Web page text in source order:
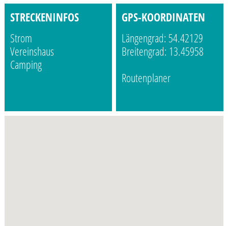
STRECKENINFOS
Strom
Vereinshaus
Camping
GPS-KOORDINATEN
Längengrad: 54.42129
Breitengrad: 13.45958
Routenplaner